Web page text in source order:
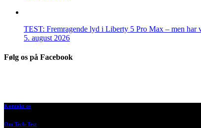
TEST: Fremragende lyd i Liberty 5 Pro Max – men har
5. august 2026
Følg os på Facebook
Kontakt os
Om Tech-Test